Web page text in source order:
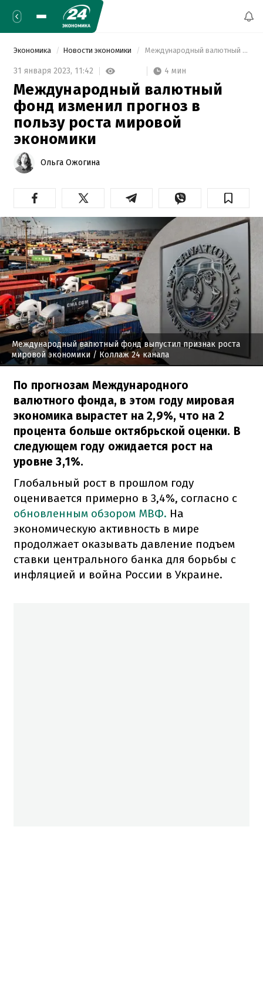
Экономика Новости экономики Международный валютный фонд изменил прогноз в пользу роста мировой экономики
31 января 2023, 11:42 4 мин
Международный валютный
фонд изменил прогноз в
пользу роста мировой
экономики
Ольга Ожогина
Международный валютный фонд выпустил признак роста
мировой экономики / Коллаж 24 канала
По прогнозам Международного
валютного фонда, в этом году мировая
экономика вырастет на 2,9%, что на 2
процента больше октябрьской оценки. В
следующем году ожидается рост на
уровне 3,1%.
Глобальный рост в прошлом году
оценивается примерно в 3,4%, согласно с
обновленным обзором МВФ. На
экономическую активность в мире
продолжает оказывать давление подъем
ставки центрального банка для борьбы с
инфляцией и война России в Украине.